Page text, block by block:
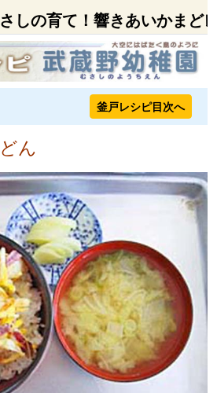
しの育て！響きあいかまど
釜戸レシピ目次へ
ん